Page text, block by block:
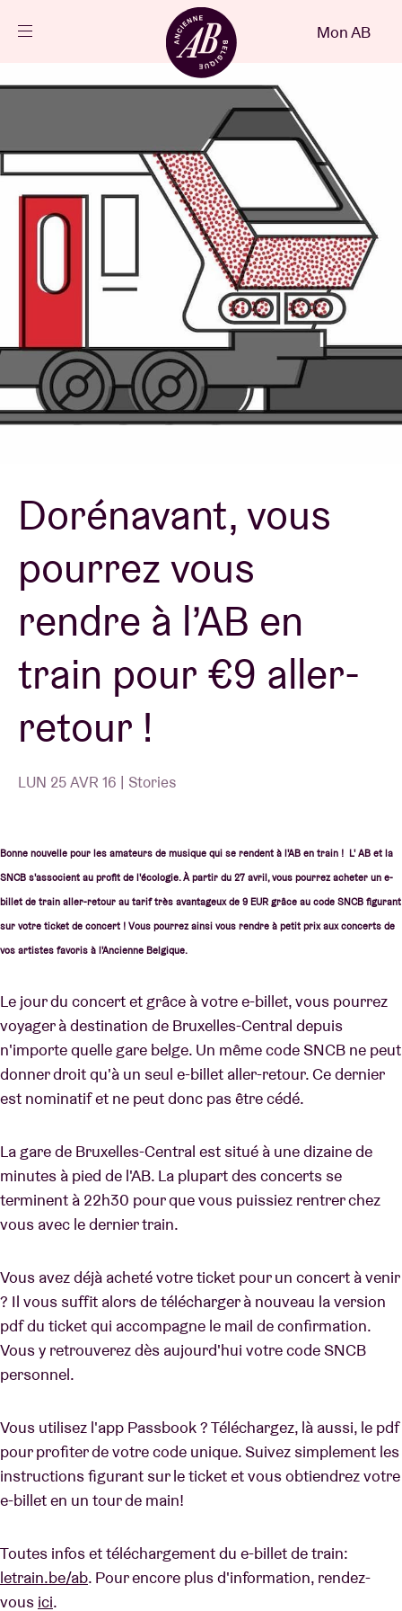
FR
Projets
Actualités
Infos visiteurs
AB ❤ you
BRDCST
ABtv
Chèque-concert
À propos de l'AB
Contact
Mon AB
Dorénavant, vous
pourrez vous
rendre à l’AB en
train pour €9 aller-
retour !
LUN 25 AVR 16 | Stories
Bonne nouvelle pour les amateurs de musique qui se rendent à l'AB en train ! L' AB et la
SNCB s'associent au profit de l'écologie. À partir du 27 avril, vous pourrez acheter un e-
billet de train aller-retour au tarif très avantageux de 9 EUR grâce au code SNCB figurant
sur votre ticket de concert ! Vous pourrez ainsi vous rendre à petit prix aux concerts de
vos artistes favoris à l'Ancienne Belgique.
Le jour du concert et grâce à votre e-billet, vous pourrez
voyager à destination de Bruxelles-Central depuis
n'importe quelle gare belge. Un même code SNCB ne peut
donner droit qu'à un seul e-billet aller-retour. Ce dernier
est nominatif et ne peut donc pas être cédé.
La gare de Bruxelles-Central est situé à une dizaine de
minutes à pied de l'AB. La plupart des concerts se
terminent à 22h30 pour que vous puissiez rentrer chez
vous avec le dernier train.
Vous avez déjà acheté votre ticket pour un concert à venir
? Il vous suffit alors de télécharger à nouveau la version
pdf du ticket qui accompagne le mail de confirmation.
Vous y retrouverez dès aujourd'hui votre code SNCB
personnel.
Vous utilisez l'app Passbook ? Téléchargez, là aussi, le pdf
pour profiter de votre code unique. Suivez simplement les
instructions figurant sur le ticket et vous obtiendrez votre
e-billet en un tour de main!
Toutes infos et téléchargement du e-billet de train:
letrain.be/ab. Pour encore plus d'information, rendez-
vous ici.